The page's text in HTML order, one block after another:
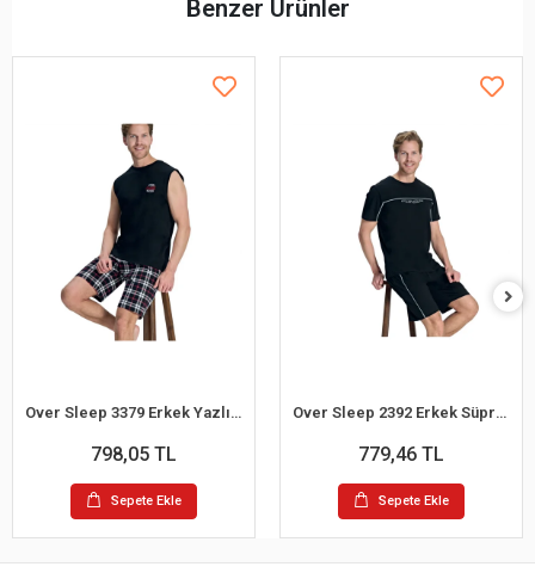
Benzer Ürünler
Over Sleep 3379 Erkek Yazlık Şort Pijama Takım (M-L-XL-2XL)
798,05 TL
Sepete Ekle
Over Sleep 2392 Erkek Süprem Şort Yazlık Pijama Takım (M-L-XL-2XL)
779,46 TL
Sepete Ekle